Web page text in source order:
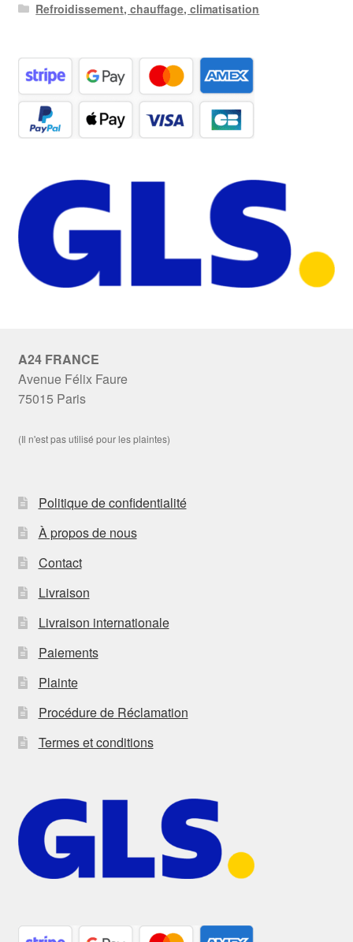
Refroidissement, chauffage, climatisation
A24 FRANCE
Avenue Félix Faure
75015 Paris
(Il n'est pas utilisé pour les plaintes)
Politique de confidentialité
À propos de nous
Contact
Livraison
Livraison internationale
Paiements
Plainte
Procédure de Réclamation
Termes et conditions